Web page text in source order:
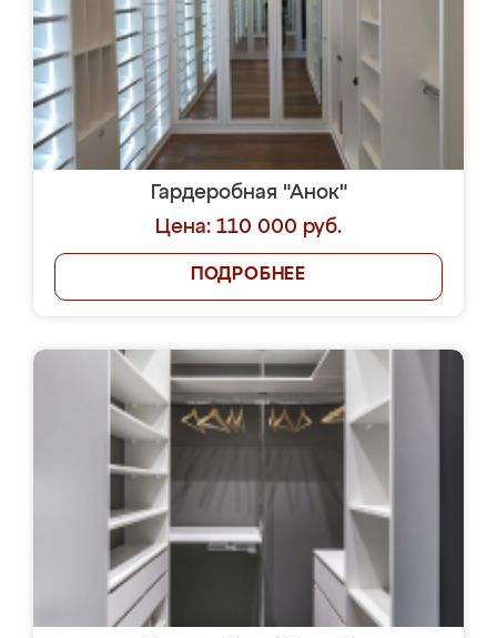
Гардеробная "Анок"
Цена: 110 000 руб.
ПОДРОБНЕЕ